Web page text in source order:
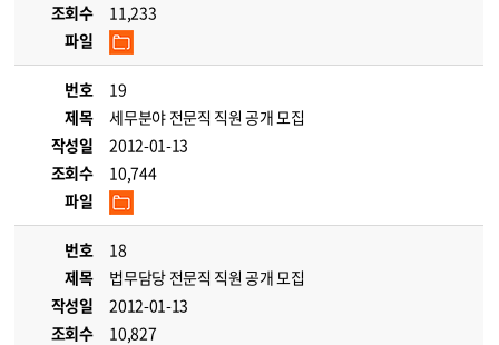
조회수
11,233
파일
번호
19
제목
세무분야 전문직 직원 공개 모집
작성일
2012-01-13
조회수
10,744
파일
번호
18
제목
법무담당 전문직 직원 공개 모집
작성일
2012-01-13
조회수
10,827